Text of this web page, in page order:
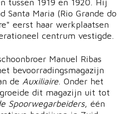
Santa Maria (Rio Grande do
eerst haar werkplaatsen
centrum vestigde.
Manuel Ribas
bevoorradingsmagazijn
de Auxiliaire. Onder het
dit magazijn uit tot
Spoorwegarbeiders, één